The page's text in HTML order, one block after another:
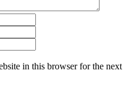
in this browser for the next